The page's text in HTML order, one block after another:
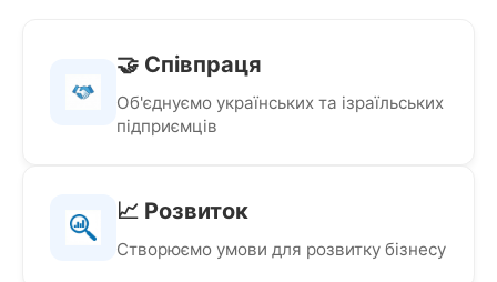
🤝 Співпраця
Об'єднуємо українських та ізраїльських
підприємців
📈 Розвиток
Створюємо умови для розвитку бізнесу